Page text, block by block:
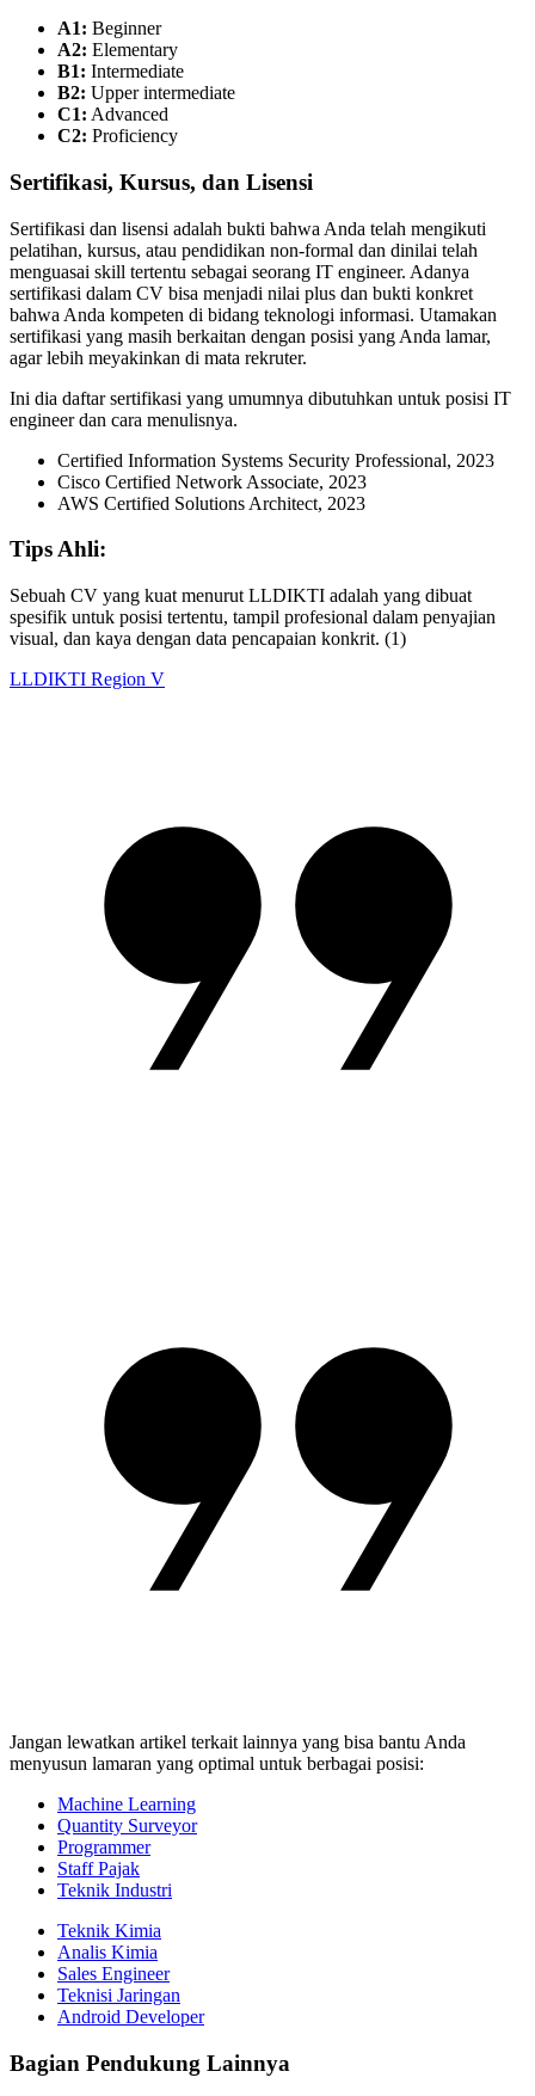
A1: Beginner
A2: Elementary
B1: Intermediate
B2: Upper intermediate
C1: Advanced
C2: Proficiency
Sertifikasi, Kursus, dan Lisensi
Sertifikasi dan lisensi adalah bukti bahwa Anda telah mengikuti
pelatihan, kursus, atau pendidikan non-formal dan dinilai telah
menguasai skill tertentu sebagai seorang IT engineer. Adanya
sertifikasi dalam CV bisa menjadi nilai plus dan bukti konkret
bahwa Anda kompeten di bidang teknologi informasi. Utamakan
sertifikasi yang masih berkaitan dengan posisi yang Anda lamar,
agar lebih meyakinkan di mata rekruter.
Ini dia daftar sertifikasi yang umumnya dibutuhkan untuk posisi IT
engineer dan cara menulisnya.
Certified Information Systems Security Professional, 2023
Cisco Certified Network Associate, 2023
AWS Certified Solutions Architect, 2023
Tips Ahli:
Sebuah CV yang kuat menurut LLDIKTI adalah yang dibuat
spesifik untuk posisi tertentu, tampil profesional dalam penyajian
visual, dan kaya dengan data pencapaian konkrit. (1)
LLDIKTI Region V
Jangan lewatkan artikel terkait lainnya yang bisa bantu Anda
menyusun lamaran yang optimal untuk berbagai posisi:
Machine Learning
Quantity Surveyor
Programmer
Staff Pajak
Teknik Industri
Teknik Kimia
Analis Kimia
Sales Engineer
Teknisi Jaringan
Android Developer
Bagian Pendukung Lainnya